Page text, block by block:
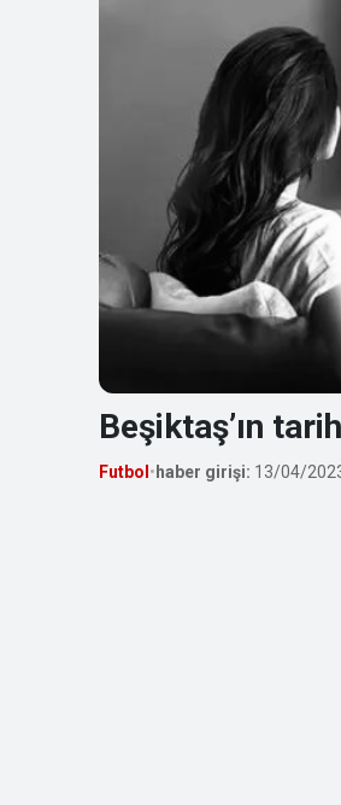
Beşiktaş’ın
Futbol•haber girişi: 13/04/